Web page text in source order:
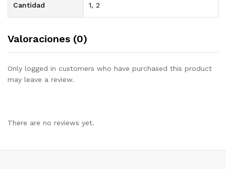
Cantidad 1, 2
Valoraciones (0)
Only logged in customers who have purchased this product
may leave a review.
There are no reviews yet.